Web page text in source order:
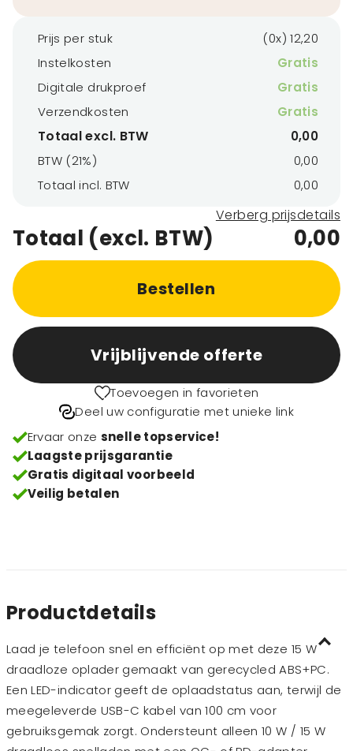
Prijs per stuk
(0x) 12,20
Instelkosten
Gratis
Digitale drukproef
Gratis
Verzendkosten
Gratis
Totaal excl. BTW
0,00
BTW (21%)
0,00
Totaal incl. BTW
0,00
Verberg prijsdetails
Totaal (excl. BTW) 0,00
Bestellen
Vrijblijvende offerte
Toevoegen in favorieten
Deel uw configuratie met unieke link
Ervaar onze snelle topservice!
Laagste prijsgarantie
Gratis digitaal voorbeeld
Veilig betalen
Productdetails
Laad je telefoon snel en efficiënt op met deze 15 W
draadloze oplader gemaakt van gerecycled ABS+PC.
Een LED-indicator geeft de oplaadstatus aan, terwijl de
meegeleverde USB-C kabel van 100 cm voor
gebruiksgemak zorgt. Ondersteunt alleen 10 W / 15 W